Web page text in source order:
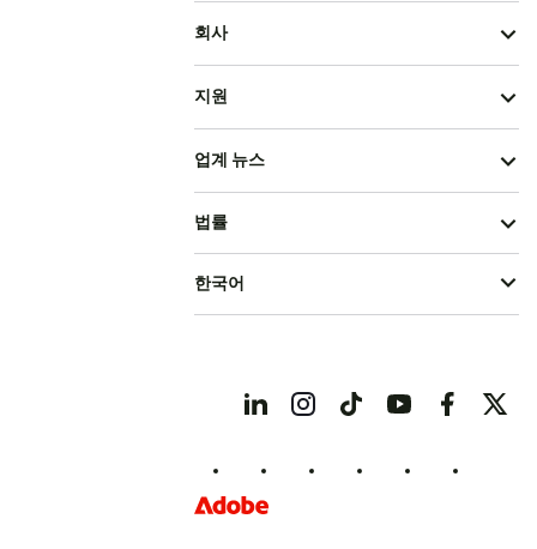
회사
지원
업계 뉴스
법률
한국어